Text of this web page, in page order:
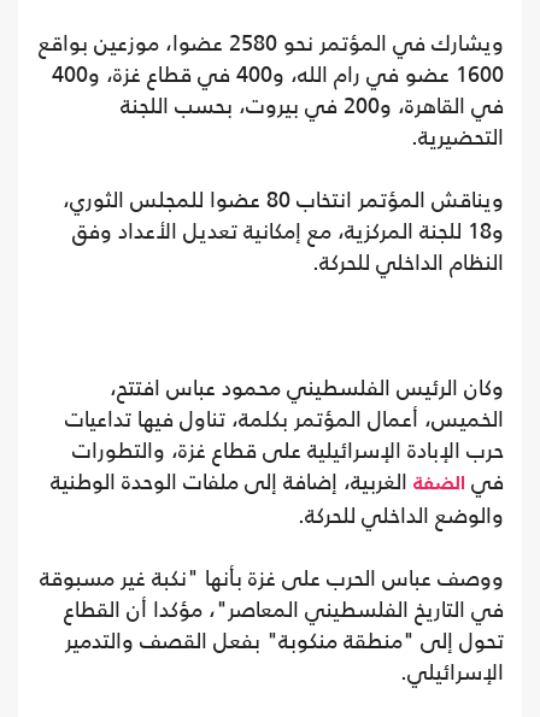
ويشارك في المؤتمر نحو 2580 عضوا، موزعين بواقع
1600 عضو في رام الله، و400 في قطاع غزة، و400
في القاهرة، و200 في بيروت، بحسب اللجنة
التحضيرية.
ويناقش المؤتمر انتخاب 80 عضوا للمجلس الثوري،
و18 للجنة المركزية، مع إمكانية تعديل الأعداد وفق
النظام الداخلي للحركة.
وكان الرئيس الفلسطيني محمود عباس افتتح،
الخميس، أعمال المؤتمر بكلمة، تناول فيها تداعيات
حرب الإبادة الإسرائيلية على قطاع غزة، والتطورات
في الضفة الغربية، إضافة إلى ملفات الوحدة الوطنية
والوضع الداخلي للحركة.
ووصف عباس الحرب على غزة بأنها "نكبة غير مسبوقة
في التاريخ الفلسطيني المعاصر"، مؤكدا أن القطاع
تحول إلى "منطقة منكوبة" بفعل القصف والتدمير
الإسرائيلي.